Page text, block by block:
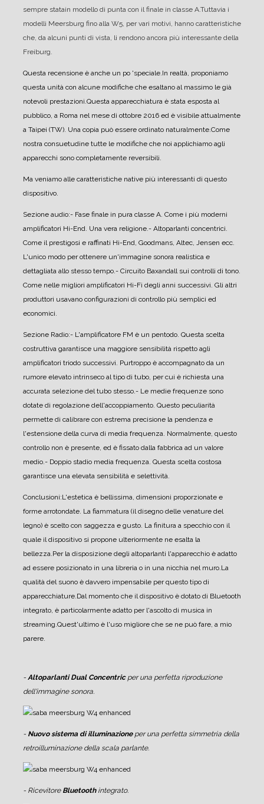
sempre statain modello di punta con il finale in classe A.Tuttavia i
modelli Meersburg fino alla W5, per vari motivi, hanno caratteristiche
che, da alcuni punti di vista, li rendono ancora più interessante della
Freiburg.
Questa recensione è anche un po 'speciale.In realtà, proponiamo
questa unità con alcune modifiche che esaltano al massimo le già
notevoli prestazioni.Questa apparecchiatura è stata esposta al
pubblico, a Roma nel mese di ottobre 2016 ed è visibile attualmente
a Taipei (TW). Una copia può essere ordinato naturalmente.Come
nostra consuetudine tutte le modifiche che noi applichiamo agli
apparecchi sono completamente reversibili.
Ma veniamo alle caratteristiche native più interessanti di questo
dispositivo.
Sezione audio:- Fase finale in pura classe A. Come i più moderni
amplificatori Hi-End. Una vera religione.- Altoparlanti concentrici.
Come il prestigosi e raffinati Hi-End, Goodmans, Altec, Jensen ecc.
L'unico modo per ottenere un'immagine sonora realistica e
dettagliata allo stesso tempo.- Circuito Baxandall sui controlli di tono.
Come nelle migliori amplificatori Hi-Fi degli anni successivi. Gli altri
produttori usavano configurazioni di controllo più semplici ed
economici.
Sezione Radio:- L'amplificatore FM è un pentodo. Questa scelta
costruttiva garantisce una maggiore sensibilità rispetto agli
amplificatori triodo successivi. Purtroppo è accompagnato da un
rumore elevato intrinseco al tipo di tubo, per cui è richiesta una
accurata selezione del tubo stesso.- Le medie frequenze sono
dotate di regolazione dell'accoppiamento. Questo peculiarità
permette di calibrare con estrema precisione la pendenza e
l'estensione della curva di media frequenza. Normalmente, questo
controllo non è presente, ed è fissato dalla fabbrica ad un valore
medio.- Doppio stadio media frequenza. Questa scelta costosa
garantisce una elevata sensibilità e selettività.
Conclusioni:L'estetica è bellissima, dimensioni proporzionate e
forme arrotondate. La fiammatura (il disegno delle venature del
legno) è scelto con saggezza e gusto. La finitura a specchio con il
quale il dispositivo si propone ulteriormente ne esalta la
bellezza.Per la disposizione degli altoparlanti l'apparecchio è adatto
ad essere posizionato in una libreria o in una nicchia nel muro.La
qualità del suono è davvero impensabile per questo tipo di
apparecchiature.Dal momento che il dispositivo è dotato di Bluetooth
integrato, è particolarmente adatto per l'ascolto di musica in
streaming.Quest'ultimo è l'uso migliore che se ne può fare, a mio
parere.
- Altoparlanti Dual Concentricper una perfetta riproduzione
dell'immagine sonora.
- Nuovo sistema di illuminazioneper una perfetta simmetria della
retroilluminazione della scala parlante.
- Ricevitore Bluetoothintegrato.